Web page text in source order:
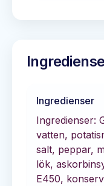
Ingredienser
Ingredienser:
vatten,
salt, peppar,
lök,
E450,